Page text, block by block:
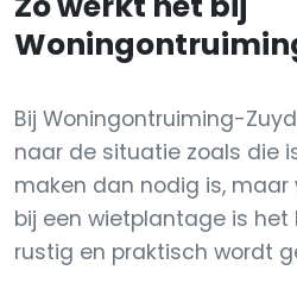
Bij Woningontruiming-
naar de situatie zoals die
maken dan nodig is, maar
bij een wietplantage is
rustig en praktisch wordt